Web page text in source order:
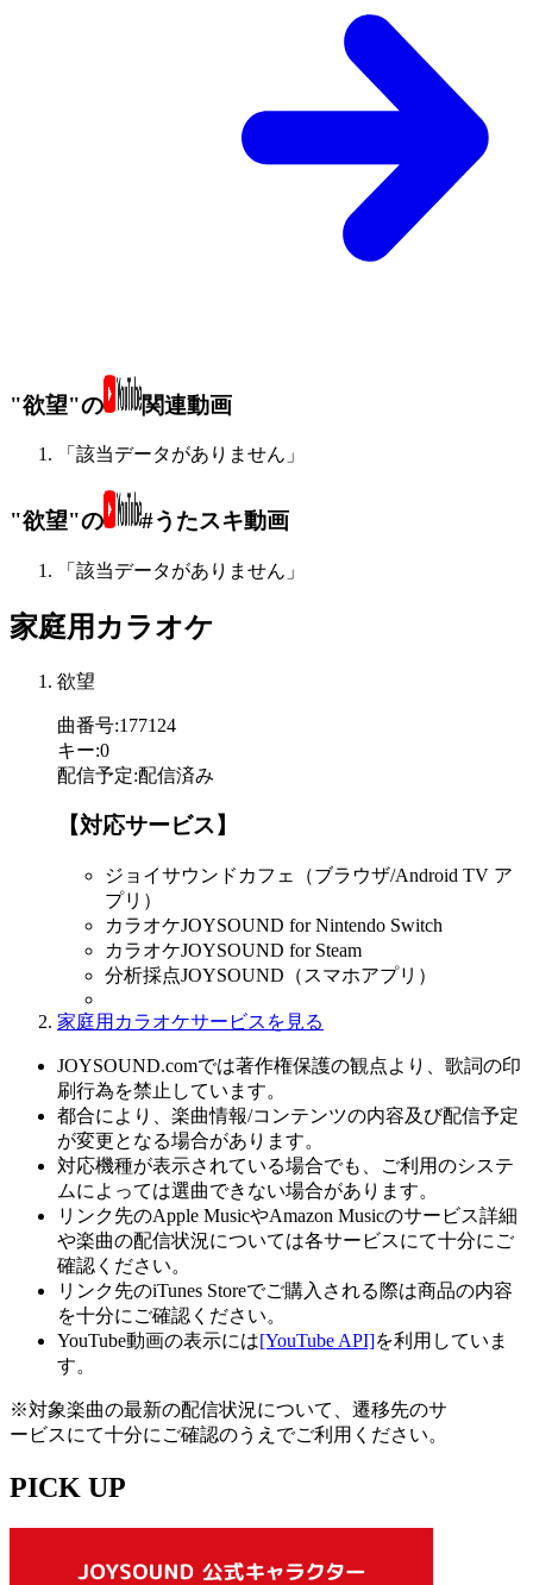
"欲望"の 関連動画
「該当データがありません」
"欲望"の #うたスキ動画
「該当データがありません」
家庭用カラオケ
欲望
曲番号:177124
キー:0
配信予定:配信済み
【対応サービス】
ジョイサウンドカフェ（ブラウザ/Android TV ア
プリ）
カラオケJOYSOUND for Nintendo Switch
カラオケJOYSOUND for Steam
分析採点JOYSOUND（スマホアプリ）
家庭用カラオケサービスを見る
JOYSOUND.comでは著作権保護の観点より、歌詞の印
刷行為を禁止しています。
都合により、楽曲情報/コンテンツの内容及び配信予定
が変更となる場合があります。
対応機種が表示されている場合でも、ご利用のシステ
ムによっては選曲できない場合があります。
リンク先のApple MusicやAmazon Musicのサービス詳細
や楽曲の配信状況については各サービスにて十分にご
確認ください。
リンク先のiTunes Storeでご購入される際は商品の内容
を十分にご確認ください。
YouTube動画の表示には[YouTube API]を利用していま
す。
※対象楽曲の最新の配信状況について、遷移先のサ
ービスにて十分にご確認のうえでご利用ください。
PICK UP